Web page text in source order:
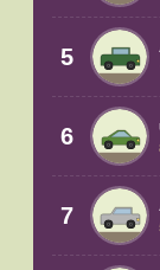
5
6
7